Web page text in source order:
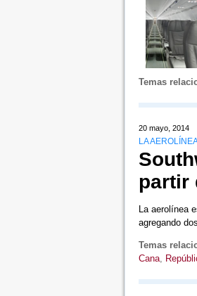
Temas
20 mayo, 2014
LA
partir
La aerolínea
agregando
Temas
Cana,